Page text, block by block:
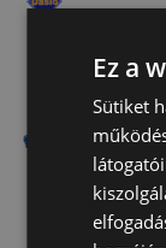
Ez a
Sütiket